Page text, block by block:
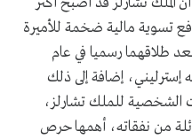
تسوية مالية ضخمة للأميرة
طلاقهما رسميا في عام
17 مليون جنيه إسترليني، إضافة إلى ذلك
الشخصية للملك تشارلز،
من نفقاته، أهمها حرص